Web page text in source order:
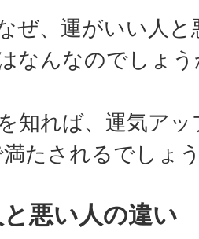
ぜ、運がいい人
なんなのでしょ
知れば、運気ア
たされるでしょ
悪い人の違い